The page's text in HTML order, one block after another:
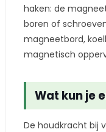
haken: de
boren of
magneetbord,
magnetisch
Wat kun je
De houdkracht bij